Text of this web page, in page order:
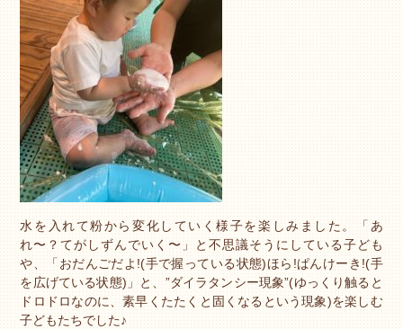
水を入れて粉から変化していく様子を楽しみました。「あ
れ〜？てがしずんでいく〜」と不思議そうにしている子ども
や、「おだんごだよ!(手で握っている状態)ほら!ぱんけーき!(手
を広げている状態)」と、”ダイラタンシー現象”(ゆっくり触ると
ドロドロなのに、素早くたたくと固くなるという現象)を楽しむ
子どもたちでした♪